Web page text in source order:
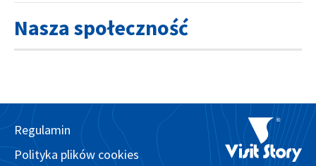
Nasza społeczność
Regulamin
Polityka plików cookies